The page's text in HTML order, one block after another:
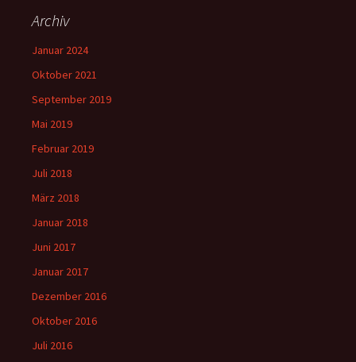
Archiv
Januar 2024
Oktober 2021
September 2019
Mai 2019
Februar 2019
Juli 2018
März 2018
Januar 2018
Juni 2017
Januar 2017
Dezember 2016
Oktober 2016
Juli 2016